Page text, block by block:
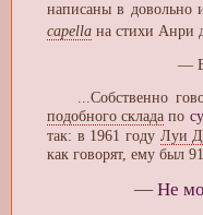
написаны в довольно
capella на стихи Анри
—
...Собственно
подобного склада по
так: в 1961 году Луи
как говорят, ему был
— Не